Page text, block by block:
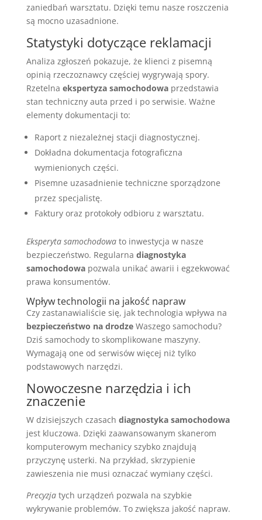
zaniedbań warsztatu. Dzięki temu nasze roszczenia
są mocno uzasadnione.
Statystyki dotyczące reklamacji
Analiza zgłoszeń pokazuje, że klienci z pisemną
opinią rzeczoznawcy częściej wygrywają spory.
Rzetelna ekspertyza samochodowaprzedstawia
stan techniczny auta przed i po serwisie. Ważne
elementy dokumentacji to:
Raport z niezależnej stacji diagnostycznej.
Dokładna dokumentacja fotograficzna
wymienionych części.
Pisemne uzasadnienie techniczne sporządzone
przez specjalistę.
Faktury oraz protokoły odbioru z warsztatu.
Eksperyta samochodowato inwestycja w nasze
bezpieczeństwo. Regularna diagnostyka
samochodowapozwala unikać awarii i egzekwować
prawa konsumentów.
Wpływ technologii na jakość napraw
Czy zastanawialiście się, jak technologia wpływa na
bezpieczeństwo na drodzeWaszego samochodu?
Dziś samochody to skomplikowane maszyny.
Wymagają one od serwisów więcej niż tylko
podstawowych narzędzi.
Nowoczesne narzędzia i ich
znaczenie
W dzisiejszych czasach diagnostyka samochodowa
jest kluczowa. Dzięki zaawansowanym skanerom
komputerowym mechanicy szybko znajdują
przyczynę usterki. Na przykład, skrzypienie
zawieszenia nie musi oznaczać wymiany części.
Precyzjatych urządzeń pozwala na szybkie
wykrywanie problemów. To zwiększa jakość napraw.